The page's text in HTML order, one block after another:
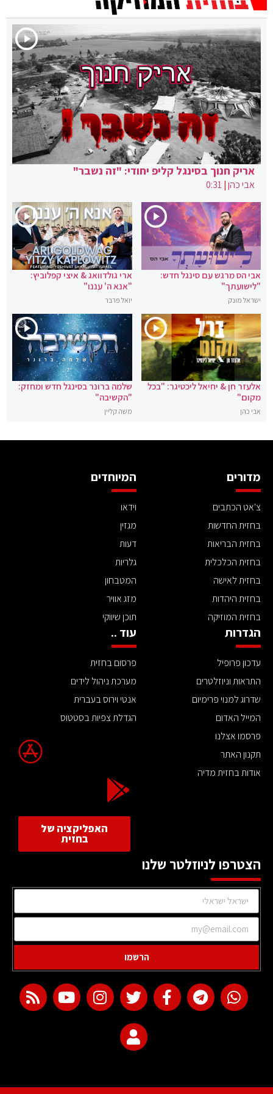
אריק חנוך בסינגל קליפ יחודי: "זה נשבר"
אבי כהן|
0:31
אבי הס מרגש עם סינגל חדש:
"לישועתך"
ישראל מונק
ארי גולדוואג & איצי קפלוביץ:
"אנא ה' עננו"
יואל פרבר
אלעזר חן & יחיאל ליכטיגר: "בכל
מקום"
אבי כהן
שלמה ברונר בסינגל חדש ומחזק:
"הקשיבה"
משה קליין
מדורים
צ'אט הכתבים
בחזית החדשות
בחזית הבריאות
בחזית הכלכלית
בחזית לאישה
בחזית היהדות
בחזית המוזיקה
המיוחדים
וידאו
מגזין
דעות
גלריות
המטבחון
מזג אוויר
תוכן שיווקי
הגדרות
עדכון פרופיל
התראות וניוזלטרים
שדרוג למנוי פרימיום
המייל האדום
פרסמו אצלנו
תקנון האתר
אודות בחזית מדיה
עוד ..
פרסום בחזית
מערכת ניהול לידים
אנטי וירוס בעברית
הגדלת צפיות בסטטוס
האפליקציה של
בחזית
הצטרפו לניוזלטר שלנו
הרשמו